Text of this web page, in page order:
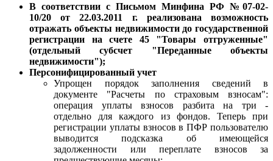
В соответствии с Письмом Минфина РФ №07-02-
10/20 от 22.03.2011 г. реализована возможность
отражать объекты недвижимости до государственной
регистрации на счете 45 "Товары отгруженные"
(отдельный субсчет "Переданные объекты
недвижимости");
Персонифицированный учет
Упрощен порядок заполнения сведений в
документе "Расчеты по страховым взносам":
операция уплаты взносов разбита на три -
отдельно для каждого из фондов. Теперь при
регистрации уплаты взносов в ПФР пользователю
выводится подсказка об имеющейся
задолженности или переплате взносов за